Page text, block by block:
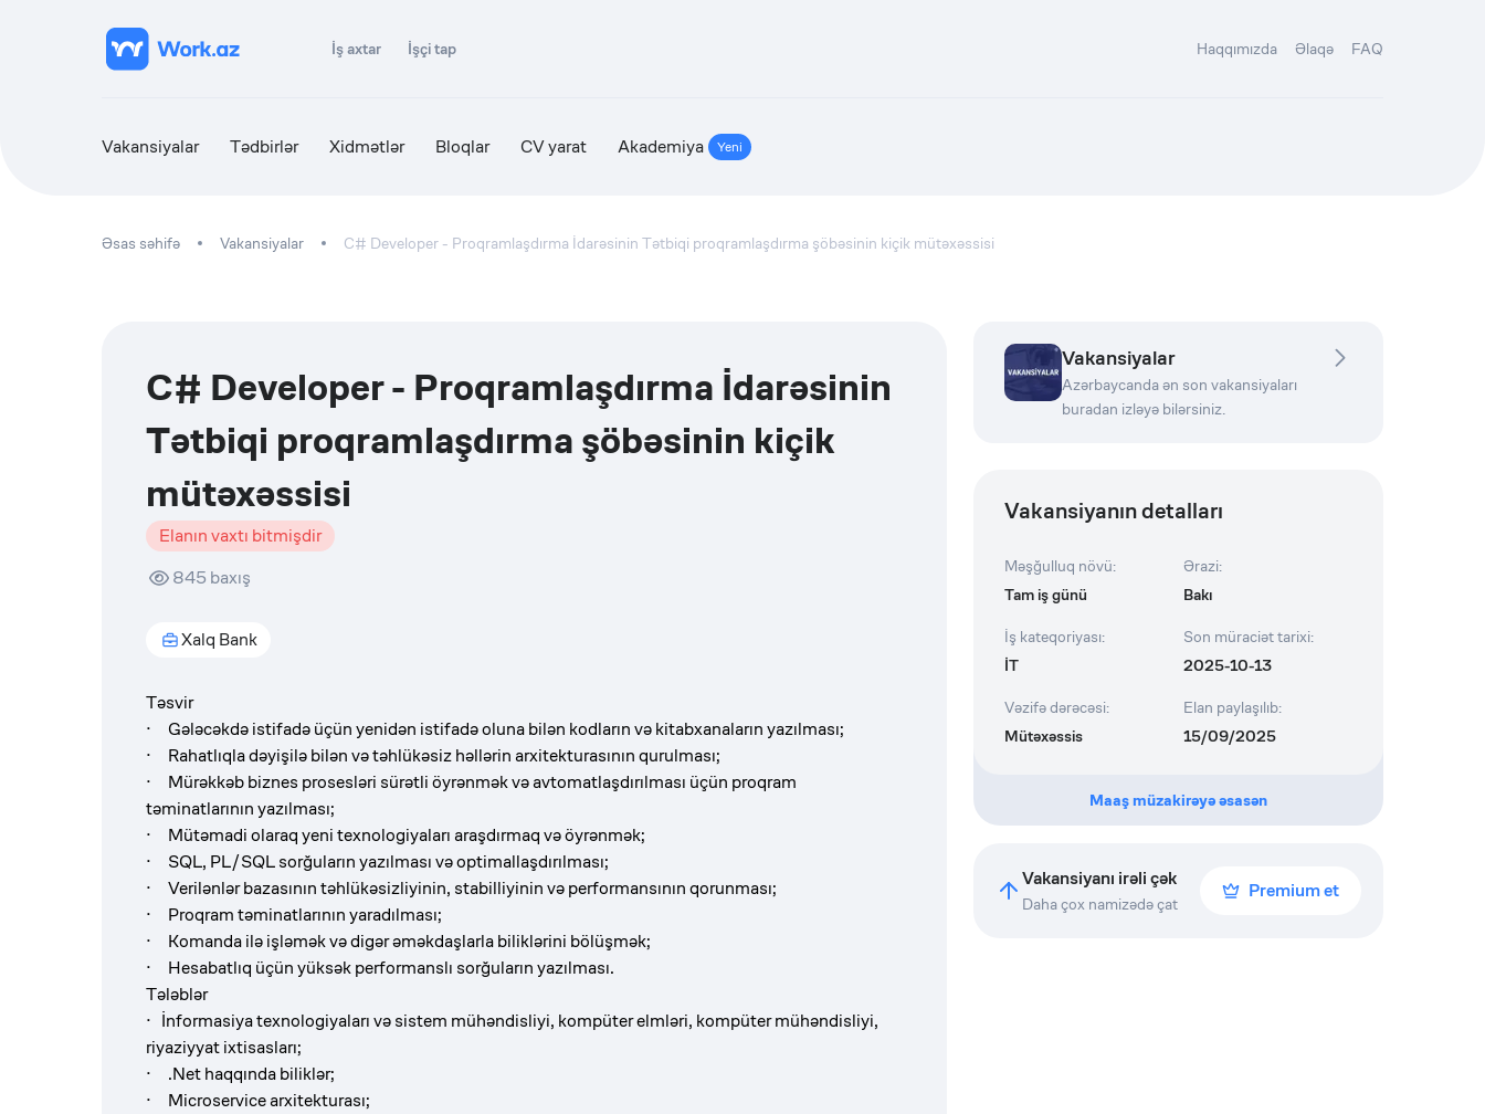
İş axtar İşçi tap Haqqımızda Əlaqə FAQ
Vakansiyalar Tədbirlər Xidmətlər Bloqlar CV yarat Akademiya Yeni
Əsas səhifə Vakansiyalar C# Developer - Proqramlaşdırma İdarəsinin Tətbiqi proqramlaşdırma şöbəsinin kiçik mütəxəssisi
C# Developer - Proqramlaşdırma İdarəsinin
Tətbiqi proqramlaşdırma şöbəsinin kiçik
mütəxəssisi
Elanın vaxtı bitmişdir
845 baxış
Xalq Bank
Təsvir
· Gələcəkdə istifadə üçün yenidən istifadə oluna bilən kodların və kitabxanaların yazılması;
· Rahatlıqla dəyişilə bilən və təhlükəsiz həllərin arxitekturasının qurulması;
· Mürəkkəb biznes prosesləri sürətli öyrənmək və avtomatlaşdırılması üçün proqram
təminatlarının yazılması;
· Mütəmadi olaraq yeni texnologiyaları araşdırmaq və öyrənmək;
· SQL, PL/SQL sorğuların yazılması və optimallaşdırılması;
· Verilənlər bazasının təhlükəsizliyinin, stabilliyinin və performansının qorunması;
· Proqram təminatlarının yaradılması;
· Komanda ilə işləmək və digər əməkdaşlarla biliklərini bölüşmək;
· Hesabatlıq üçün yüksək performanslı sorğuların yazılması.
Tələblər
· İnformasiya texnologiyaları və sistem mühəndisliyi, kompüter elmləri, kompüter mühəndisliyi,
riyaziyyat ixtisasları;
· .Nethaqqında biliklər;
· Microservice arxitekturası;
Vakansiyalar
Azərbaycanda ən son vakansiyaları
buradan izləyə bilərsiniz.
Vakansiyanın detalları
Məşğulluq növü:
Tam iş günü
Ərazi:
Bakı
İş kateqoriyası:
İT
Son müraciət tarixi:
2025-10-13
Vəzifə dərəcəsi:
Mütəxəssis
Elan paylaşılıb:
15/09/2025
Maaş müzakirəyə əsasən
Vakansiyanı irəli çək
Daha çox namizədə çat
Premium et